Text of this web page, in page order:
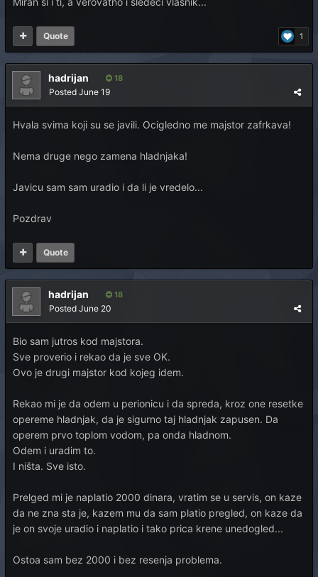
1
Quote
hadrijan 18
Posted June 19
Hvala svima koji su se javili. Ocigledno me majstor zafrkava!
Nema druge nego zamena hladnjaka!
Javicu sam sam uradio i da li je vredelo...
Pozdrav
Quote
hadrijan 18
Posted June 20
Bio sam jutros kod majstora.
Sve proverio i rekao da je sve OK.
Ovo je drugi majstor kod kojeg idem.
Rekao mi je da odem u perionicu i da spreda, kroz one resetke
opereme hladnjak, da je sigurno taj hladnjak zapusen. Da
operem prvo toplom vodom, pa onda hladnom.
Odem i uradim to.
I ništa. Sve isto.
Prelged mi je naplatio 2000 dinara, vratim se u servis, on kaze
da ne zna sta je, kazem mu da sam platio pregled, on kaze da
je on svoje uradio i naplatio i tako prica krene unedogled...
Ostoa sam bez 2000 i bez resenja problema.